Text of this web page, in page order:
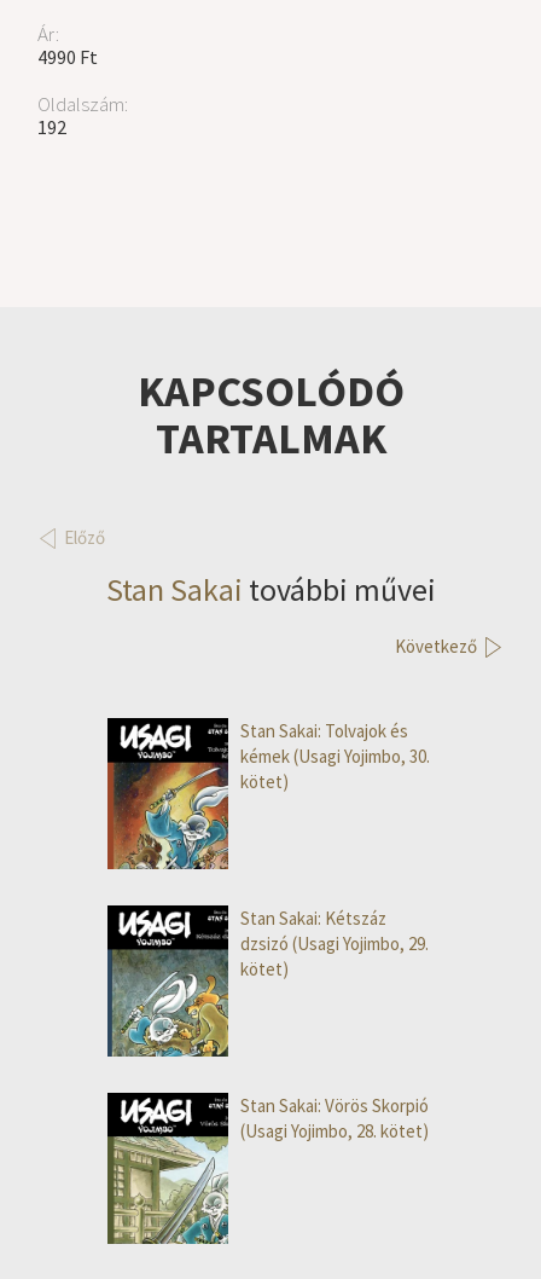
Ár:
4990 Ft
Oldalszám:
192
KAPCSOLÓDÓ
TARTALMAK
Előző
Stan Sakai további művei
Következő
Stan Sakai: Tolvajok és
kémek (Usagi Yojimbo, 30.
kötet)
Stan Sakai: Kétszáz
dzsizó (Usagi Yojimbo, 29.
kötet)
Stan Sakai: Vörös Skorpió
(Usagi Yojimbo, 28. kötet)